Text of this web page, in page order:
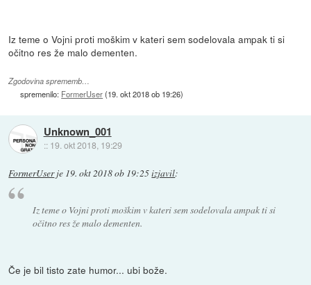
Iz teme o Vojni proti moškim v kateri sem sodelovala ampak ti si
očitno res že malo dementen.
Zgodovina sprememb…
spremenilo: FormerUser(19. okt 2018 ob 19:26)
Unknown_001
:: 19. okt 2018, 19:29
FormerUserje 19. okt 2018 ob 19:25izjavil:
Iz teme o Vojni proti moškim v kateri sem sodelovala ampak ti si
očitno res že malo dementen.
Če je bil tisto zate humor... ubi bože.